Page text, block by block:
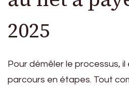
2025
Pour démêler le processus,
parcours en étapes. Tout